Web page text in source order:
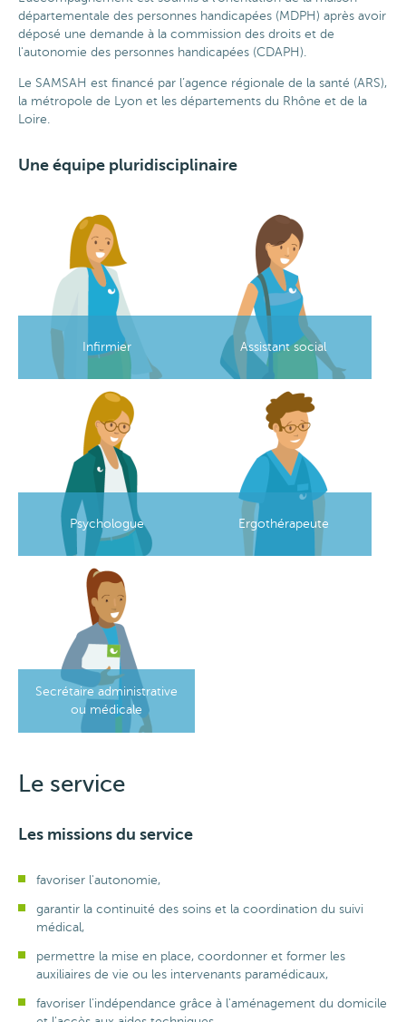
départementale des personnes handicapées (MDPH) après avoir
déposé une demande à la commission des droits et de
l'autonomie des personnes handicapées (CDAPH).
Le SAMSAH est financé par l’agence régionale de la santé (ARS),
la métropole de Lyon et les départements du Rhône et de la
Loire.
Une équipe pluridisciplinaire
Infirmier Assistant social
Psychologue Ergothérapeute
Secrétaire administrative
ou médicale
Le service
Les missions du service
favoriser l'autonomie,
garantir la continuité des soins et la coordination du suivi
médical,
permettre la mise en place, coordonner et former les
auxiliaires de vie ou les intervenants paramédicaux,
favoriser l'indépendance grâce à l'aménagement du domicile